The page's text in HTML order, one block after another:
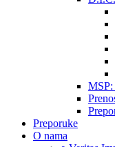
MSP:
Preporuke
O nama